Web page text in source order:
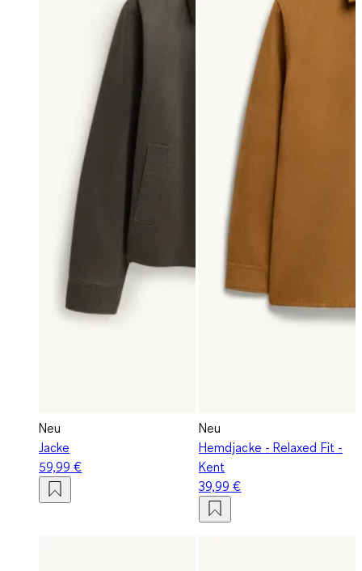
Neu
Jacke
59,99 €
Neu
Hemdjacke - Relaxed Fit -
Kent
39,99 €